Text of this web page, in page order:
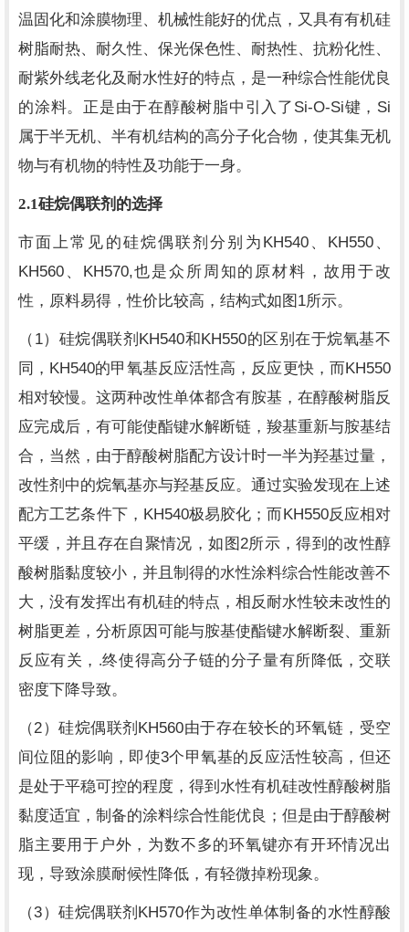
温固化和涂膜物理、机械性能好的优点，又具有有机硅
树脂耐热、耐久性、保光保色性、耐热性、抗粉化性、
耐紫外线老化及耐水性好的特点，是一种综合性能优良
的涂料。正是由于在醇酸树脂中引入了 Si-O-Si键， Si
属于半无机、半有机结构的高分子化合物，使其集无机
物与有机物的特性及功能于一身。
2.1硅烷偶联剂的选择
市面上常见的硅烷偶联剂分别为 KH540、 KH550、
KH560 、 KH570,也是众所周知的原材料，故用于改
性，原料易得，性价比较高，结构式如图 1所示。
（ 1）硅烷偶联剂 KH540和KH550的区别在于烷氧基不
同， KH540的甲氧基反应活性高，反应更快，而KH550
相对较慢。这两种改性单体都含有胺基，在醇酸树脂反
应完成后，有可能使酯键水解断链，羧基重新与胺基结
合，当然，由于醇酸树脂配方设计时一半为羟基过量，
改性剂中的烷氧基亦与羟基反应。通过实验发现在上述
配方工艺条件下， KH540极易胶化；而KH550反应相对
平缓，并且存在自聚情况，如图2所示，得到的改性醇
酸树脂黏度较小，并且制得的水性涂料综合性能改善不
大，没有发挥出有机硅的特点，相反耐水性较未改性的
树脂更差，分析原因可能与胺基使酯键水解断裂、重新
反应有关，.终使得高分子链的分子量有所降低，交联
密度下降导致。
（2）硅烷偶联剂 KH560由于存在较长的环氧链，受空
间位阻的影响，即使3个甲氧基的反应活性较高，但还
是处于平稳可控的程度，得到水性有机硅改性醇酸树脂
黏度适宜，制备的涂料综合性能优良；但是由于醇酸树
脂主要用于户外，为数不多的环氧键亦有开环情况出
现，导致涂膜耐候性降低，有轻微掉粉现象。
（3）硅烷偶联剂 KH570作为改性单体制备的水性醇酸